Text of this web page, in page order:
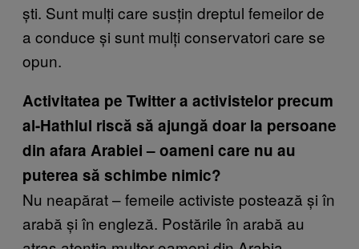
ști. Sunt mulți care susțin dreptul femeilor de
a conduce și sunt mulți conservatori care se
opun.
Activitatea pe Twitter a activistelor precum
al-Hathlul riscă să ajungă doar la persoane
din afara Arabiei – oameni care nu au
puterea să schimbe nimic?
Nu neapărat – femeile activiste postează și în
arabă și în engleză. Postările în arabă au